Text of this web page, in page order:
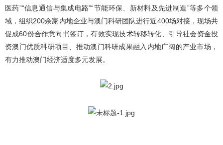
医药”“信息通信与集成电路”“节能环保、新材料及先进制造”等多个领
域，组织200余家内地企业与澳门科研团队进行近400场对接，现场共
促成60份合作意向书签订，有效实现技术转移转化、引导社会资金投
资澳门优质科研项目、推动澳门科研成果融入内地广阔的产业市场，
有力推动澳门经济适度多元发展。